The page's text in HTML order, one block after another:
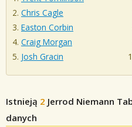
Chris Cagle
Easton Corbin
Craig Morgan
Josh Gracin
Istnieją 2 Jerrod Niemann
danych